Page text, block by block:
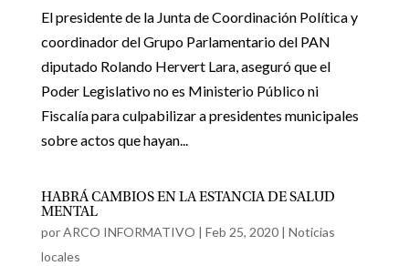
El presidente de la Junta de Coordinación Política y
coordinador del Grupo Parlamentario del PAN
diputado Rolando Hervert Lara, aseguró que el
Poder Legislativo no es Ministerio Público ni
Fiscalía para culpabilizar a presidentes municipales
sobre actos que hayan...
HABRÁ CAMBIOS EN LA ESTANCIA DE SALUD
MENTAL
porARCO INFORMATIVO | Feb 25, 2020| Noticias
locales